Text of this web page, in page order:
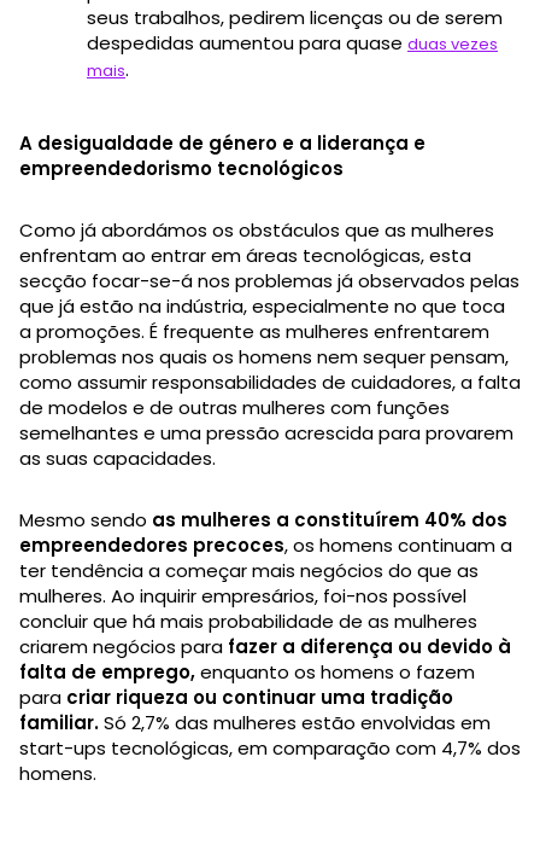
seus trabalhos, pedirem licenças ou de serem
despedidas aumentou para quase duas vezes
mais.
A desigualdade de género e a liderança e
empreendedorismo tecnológicos
Como já abordámos os obstáculos que as mulheres
enfrentam ao entrar em áreas tecnológicas, esta
secção focar-se-á nos problemas já observados pelas
que já estão na indústria, especialmente no que toca
a promoções. É frequente as mulheres enfrentarem
problemas nos quais os homens nem sequer pensam,
como assumir responsabilidades de cuidadores, a falta
de modelos e de outras mulheres com funções
semelhantes e uma pressão acrescida para provarem
as suas capacidades.
Mesmo sendo as mulheres a constituírem 40% dos
empreendedores precoces, os homens continuam a
ter tendência a começar mais negócios do que as
mulheres. Ao inquirir empresários, foi-nos possível
concluir que há mais probabilidade de as mulheres
criarem negócios para fazer a diferença ou devido à
falta de emprego,enquanto os homens o fazem
para criar riqueza ou continuar uma tradição
familiar.Só 2,7% das mulheres estão envolvidas em
start-ups tecnológicas, em comparação com 4,7% dos
homens.